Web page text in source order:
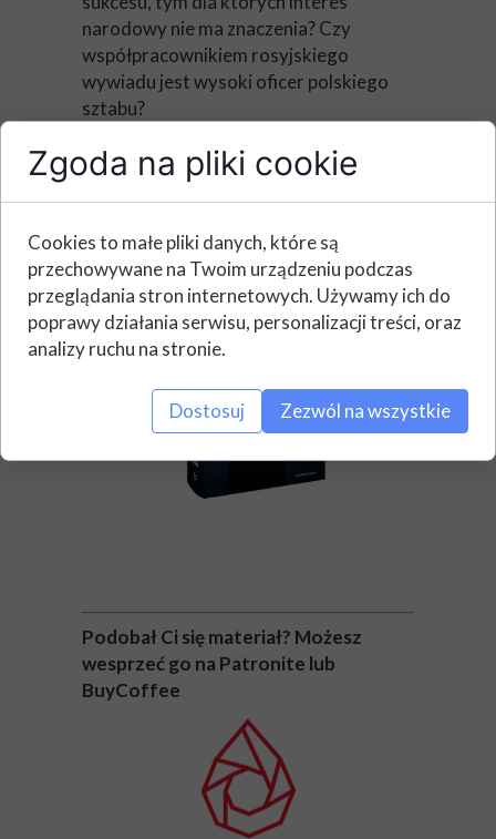
narodowy nie ma znaczenia? Czy
współpracownikiem rosyjskiego
wywiadu jest wysoki oficer polskiego
sztabu?
Szpiegowska intryga, której
rozstrzygnięcie zdecyduje o życiu lub
śmierci polskich agentów.
Podobał Ci się materiał? Możesz
wesprzeć go na Patronite lub
BuyCoffee
Zgoda na pliki cookie
Cookies to małe pliki danych, które są
przechowywane na Twoim urządzeniu podczas
przeglądania stron internetowych. Używamy ich do
poprawy działania serwisu, personalizacji treści, oraz
analizy ruchu na stronie.
Dostosuj Zezwól na wszystkie